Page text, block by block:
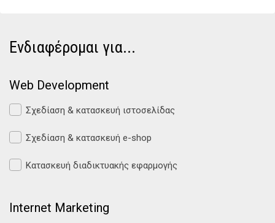
Ενδιαφέρομαι για...
Web Development
Σχεδίαση & κατασκευή ιστοσελίδας
Σχεδίαση & κατασκευή e-shop
Κατασκευή διαδικτυακής εφαρμογής
Internet Marketing